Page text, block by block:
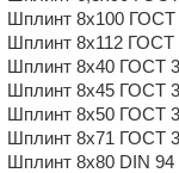
Шплинт 8х100 ГОСТ
Шплинт 8х112 ГОСТ
Шплинт 8х40 ГОСТ
Шплинт 8х45 ГОСТ
Шплинт 8х50 ГОСТ
Шплинт 8х71 ГОСТ
Шплинт 8х80 DIN 94